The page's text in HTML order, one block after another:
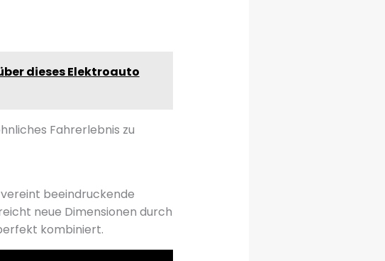
dieses Elektroauto
Fahrerlebnis zu
beeindruckende
neue Dimensionen durch
kombiniert.